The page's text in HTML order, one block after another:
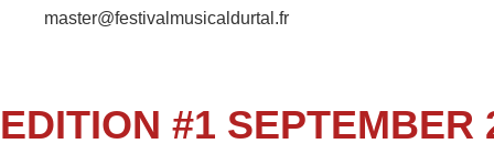
master@festivalmusicaldurtal.fr
EDITION #1 SEPTEMBER